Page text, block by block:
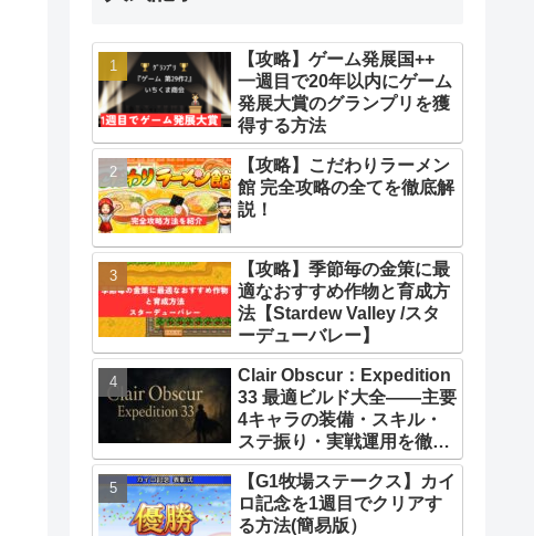
【攻略】ゲーム発展国++
一週目で20年以内にゲーム
発展大賞のグランプリを獲
得する方法
【攻略】こだわりラーメン
館 完全攻略の全てを徹底解
説！
【攻略】季節毎の金策に最
適なおすすめ作物と育成方
法【Stardew Valley /スタ
ーデューバレー】
Clair Obscur：Expedition
33 最適ビルド大全――主要
4キャラの装備・スキル・
ステ振り・実戦運用を徹底
解説【クレールオブスキュ
ール エクスペディション
33】【攻略】
【G1牧場ステークス】カイ
ロ記念を1週目でクリアす
る方法(簡易版）